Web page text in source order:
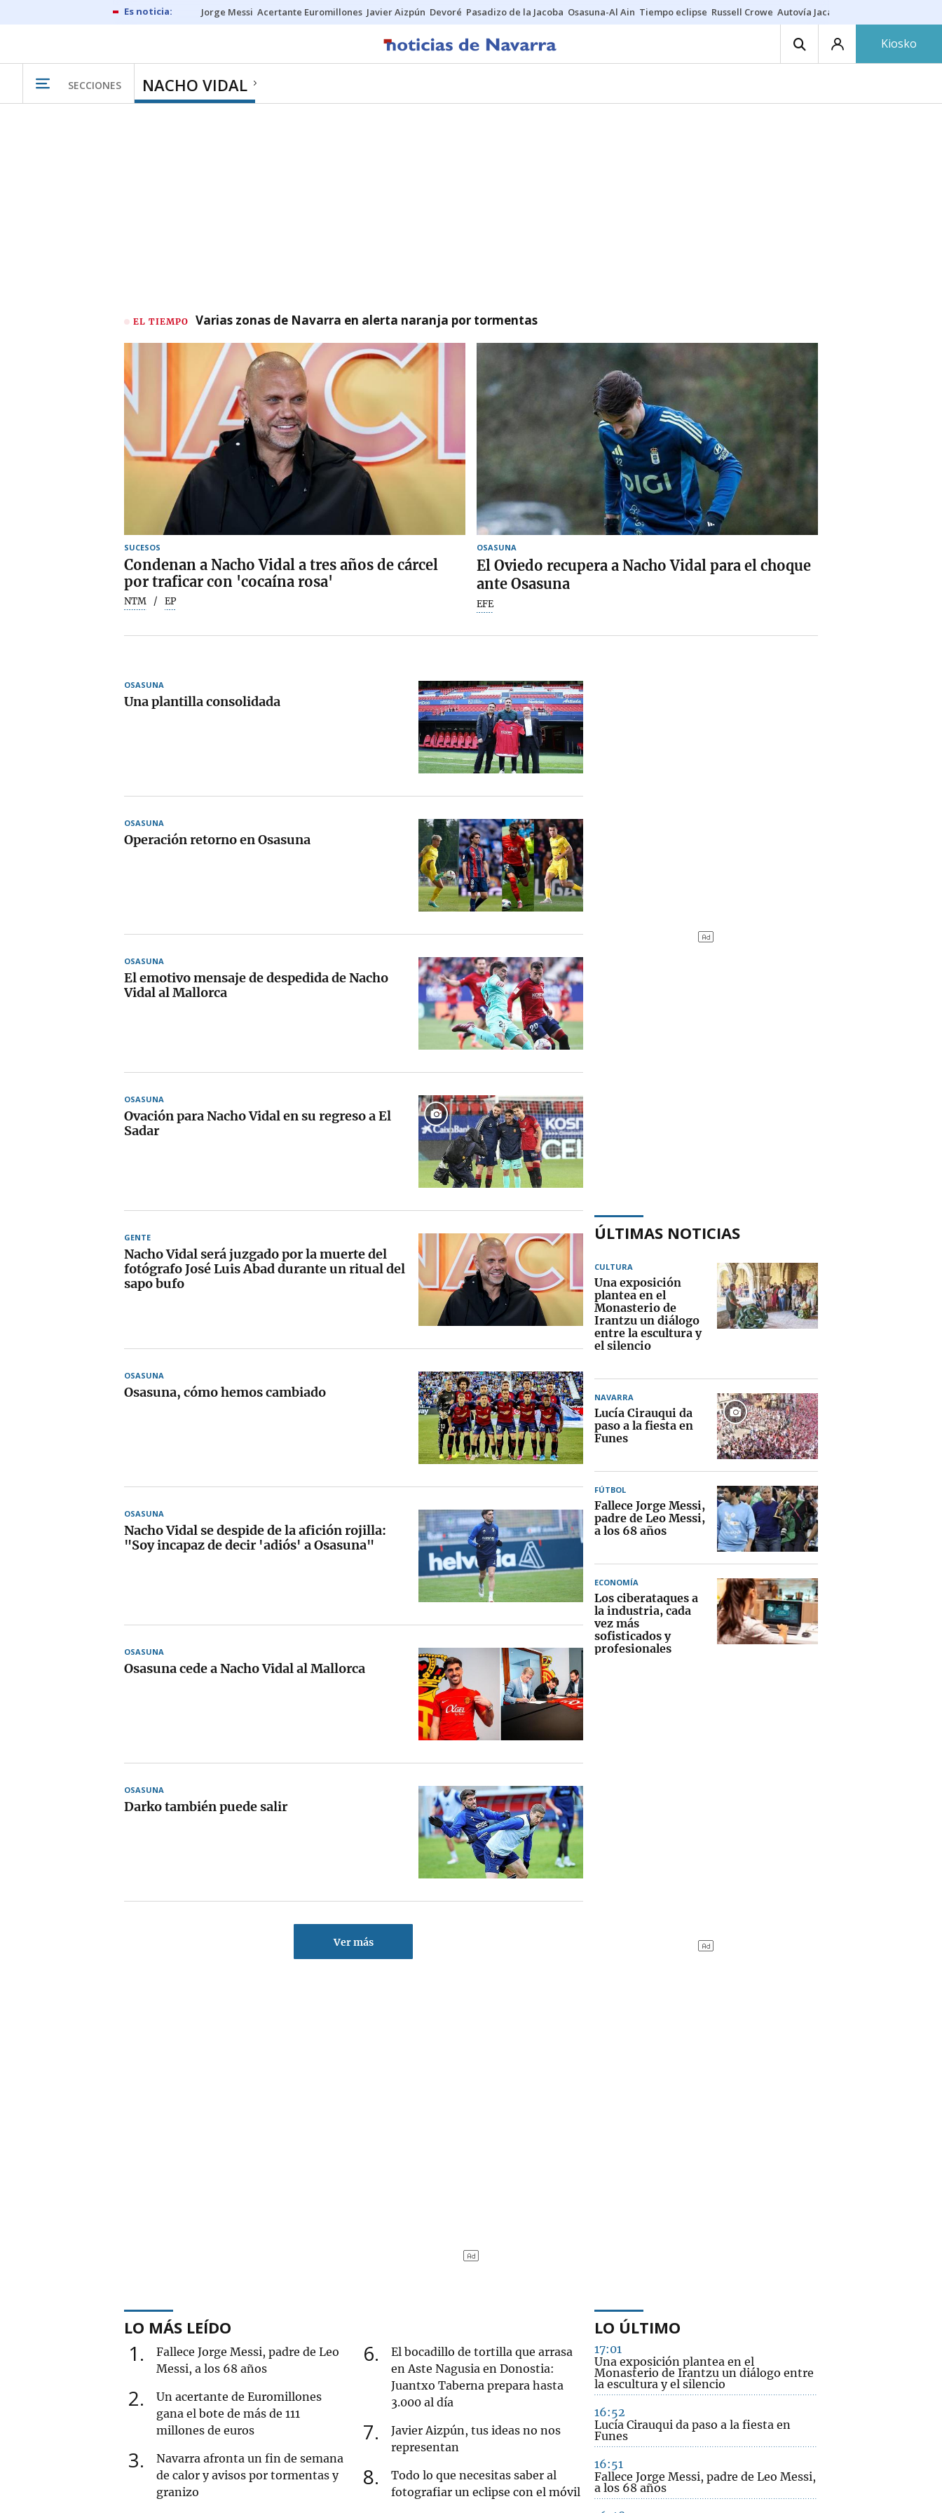
Jorge Messi Acertante Euromillones Javier Aizpún Devoré Pasadizo de la Jacoba Osasuna-Al Ain Tiempo eclipse Russell Crowe Autovía Jaca
Kiosko
SECCIONES NACHO VIDAL
EL TIEMPO Varias zonas de Navarra en alerta naranja por tormentas
SUCESOS
Condenan a Nacho Vidal a tres años de cárcel
por traficar con 'cocaína rosa'
NTM EP
OSASUNA
El Oviedo recupera a Nacho Vidal para el choque
ante Osasuna
EFE
OSASUNA
Una plantilla consolidada
OSASUNA
Operación retorno en Osasuna
OSASUNA
El emotivo mensaje de despedida de Nacho
Vidal al Mallorca
OSASUNA
Ovación para Nacho Vidal en su regreso a El
Sadar
GENTE
Nacho Vidal será juzgado por la muerte del
fotógrafo José Luis Abad durante un ritual del
sapo bufo
OSASUNA
Osasuna, cómo hemos cambiado
OSASUNA
Nacho Vidal se despide de la afición rojilla:
"Soy incapaz de decir 'adiós' a Osasuna"
OSASUNA
Osasuna cede a Nacho Vidal al Mallorca
OSASUNA
Darko también puede salir
Ver más
ÚLTIMAS NOTICIAS
CULTURA
Una exposición
plantea en el
Monasterio de
Irantzu un diálogo
entre la escultura y
el silencio
NAVARRA
Lucía Cirauqui da
paso a la fiesta en
Funes
FÚTBOL
Fallece Jorge Messi,
padre de Leo Messi,
a los 68 años
ECONOMÍA
Los ciberataques a
la industria, cada
vez más
sofisticados y
profesionales
LO MÁS LEÍDO
1
Fallece Jorge Messi, padre de Leo
Messi, a los 68 años
2
Un acertante de Euromillones
gana el bote de más de 111
millones de euros
3
Navarra afronta un fin de semana
de calor y avisos por tormentas y
granizo
6
El bocadillo de tortilla que arrasa
en Aste Nagusia en Donostia:
Juantxo Taberna prepara hasta
3.000 al día
7
Javier Aizpún, tus ideas no nos
representan
8
Todo lo que necesitas saber al
fotografiar un eclipse con el móvil
LO ÚLTIMO
17:01
Una exposición plantea en el
Monasterio de Irantzu un diálogo entre
la escultura y el silencio
16:52
Lucía Cirauqui da paso a la fiesta en
Funes
16:51
Fallece Jorge Messi, padre de Leo Messi,
a los 68 años